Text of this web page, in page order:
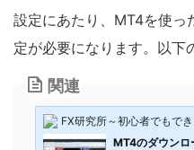
設定にあたり、MT4を使っ
定が必要になります。以下
関連
FX研究所～初心者でもで
MT4のダウンロ